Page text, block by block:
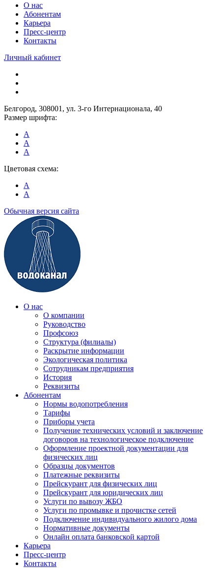
О нас
Абонентам
Карьера
Пресс-центр
Контакты
Личный кабинет
Белгород, 308001, ул. 3-го Интернационала, 40
Размер шрифта:
A
A
A
Цветовая схема:
A
A
Обычная версия сайта
О нас
О компании
Руководство
Профсоюз
Структура (филиалы)
Раскрытие информации
Экологическая политика
Сотрудникам предприятия
История
Реквизиты
Абонентам
Нормы водопотребления
Тарифы
Приборы учета
Получение технических условий и заключение
договоров на технологическое подключение
Оформление проектной документации для
физических лиц
Образцы документов
Платежные реквизиты
Прейскурант для физических лиц
Прейскурант для юридических лиц
Услуги по вывозу ЖБО
Услуги по промывке и прочистке сетей
Подключение индивидуального жилого дома
Нормативные документы
Онлайн оплата банковской картой
Карьера
Пресс-центр
Контакты